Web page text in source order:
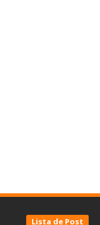
Lista de Post